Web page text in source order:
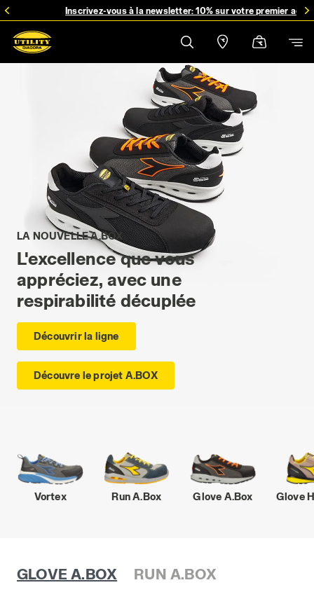
Inscrivez-vous à la newsletter: 10% sur votre premier achat
LA NOUVELLE A.BOX
L'excellence que vous
appréciez, avec une
respirabilité décuplée
Découvrir la ligne
Découvre le projet A.BOX
Vortex Run A.Box Glove A.Box Glove
GLOVE A.BOX RUN A.BOX